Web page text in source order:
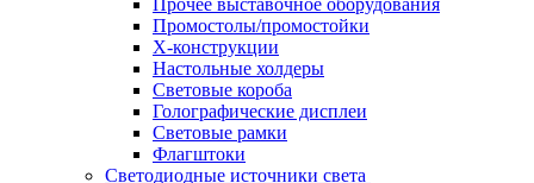
Прочее выставочное оборудования
Промостолы/промостойки
Х-конструкции
Настольные холдеры
Световые короба
Голографические дисплеи
Световые рамки
Флагштоки
Светодиодные источники света